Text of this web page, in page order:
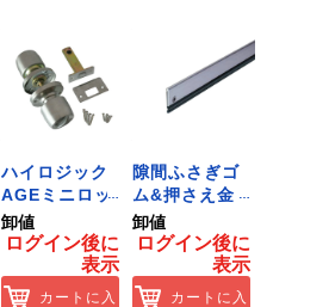
ハイロジック
AGEミニロッ
ク 360W
[Tools &
Hardware]
卸値
ログイン後に
表示
カートに入
隙間ふさぎゴ
ム&押さえ金
物 72909
卸値
ログイン後に
表示
カートに入